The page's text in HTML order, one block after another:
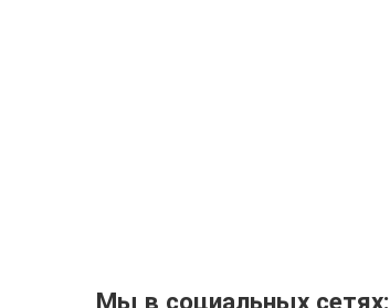
Мы в социальных сетях: